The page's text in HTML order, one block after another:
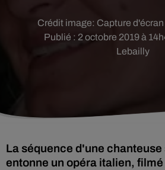
Publié : 2 octobre 2019 à
Lebailly
Crédit image: Capture d'écran
La séquence d'une chanteuse
entonne un opéra italien,